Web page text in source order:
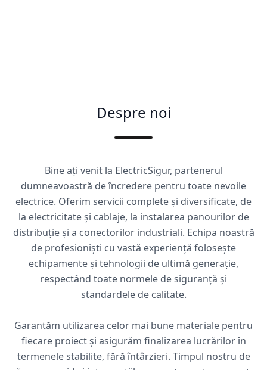
Despre noi
Bine ați venit la ElectricSigur, partenerul
dumneavoastră de încredere pentru toate nevoile
electrice. Oferim servicii complete și diversificate, de
la electricitate și cablaje, la instalarea panourilor de
distribuție și a conectorilor industriali. Echipa noastră
de profesioniști cu vastă experiență folosește
echipamente și tehnologii de ultimă generație,
respectând toate normele de siguranță și
standardele de calitate.
Garantăm utilizarea celor mai bune materiale pentru
fiecare proiect și asigurăm finalizarea lucrărilor în
termenele stabilite, fără întârzieri. Timpul nostru de